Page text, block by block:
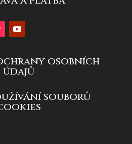
osobních
údajů
souborů